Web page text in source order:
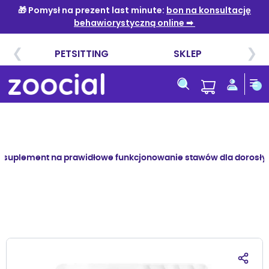
do
treści
suplement na prawidłowe funkcjonowanie stawów dla
Przejdź